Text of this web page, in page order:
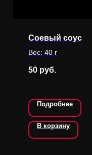
Соевый соус
Вес: 40 г
50 руб.
Подробнее
В корзину